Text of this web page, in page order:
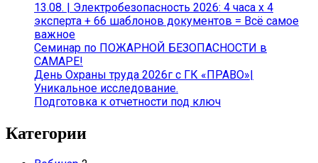
13.08. | Электробезопасность 2026: 4 часа х 4
эксперта + 66 шаблонов документов = Всё самое
важное
Семинар по ПОЖАРНОЙ БЕЗОПАСНОСТИ в
САМАРЕ!
День Охраны труда 2026г с ГК «ПРАВО»|
Уникальное исследование.
Подготовка к отчетности под ключ
Категории